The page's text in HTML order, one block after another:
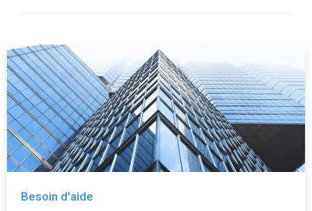
Besoin d'aide